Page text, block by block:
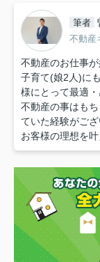
筆者
不動産
不動産のお仕事
子育て(娘2人)に
様にとって最適
不動産の事はも
ていた経験がござ
お客様の理想を